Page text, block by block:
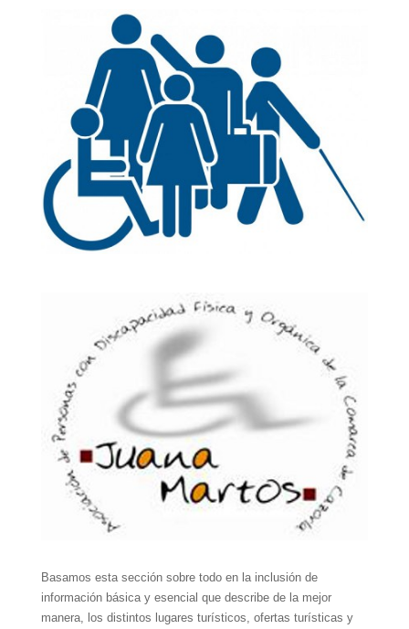
Basamos esta sección sobre todo en la inclusión de
información básica y esencial que describe de la mejor
manera, los distintos lugares turísticos, ofertas turísticas y